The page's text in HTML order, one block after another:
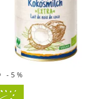
- 5 %